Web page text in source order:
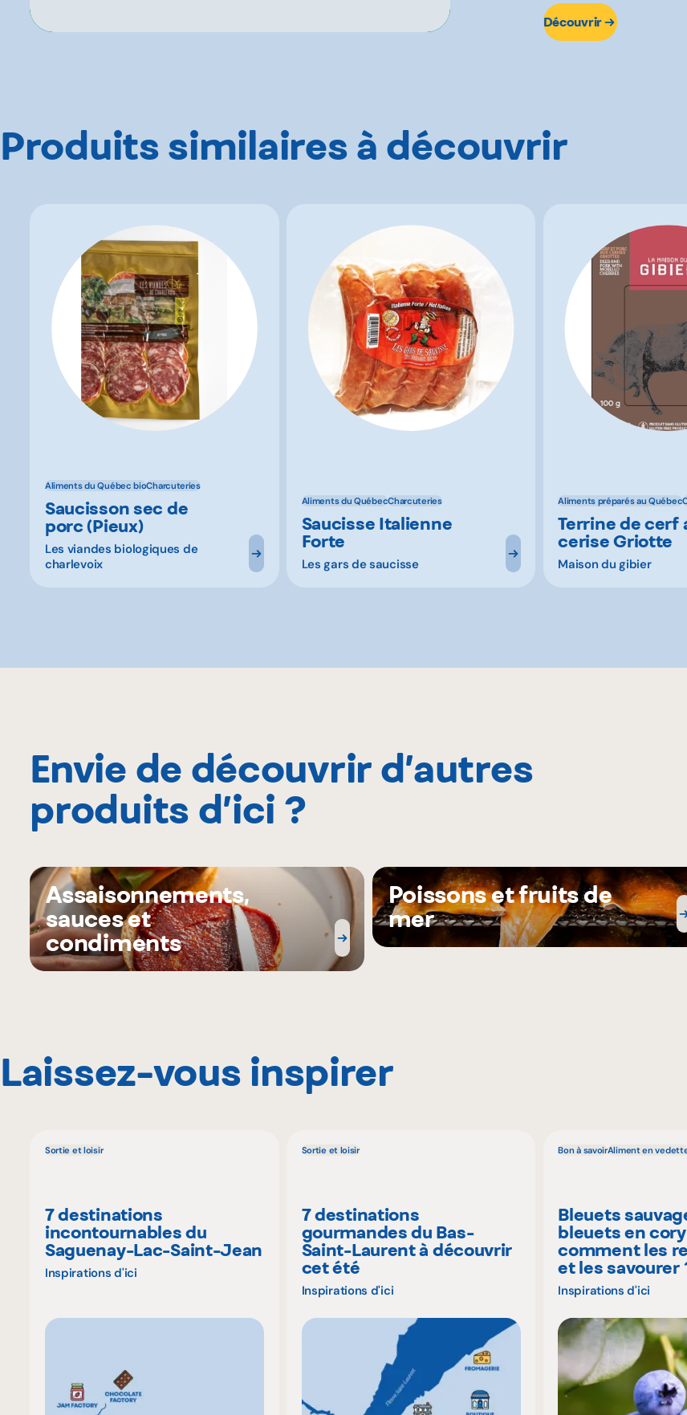
Découvrir
Produits similaires à découvrir
Aliments du Québec bioCharcuteries
Saucisson sec de
porc (Pieux)
Les viandes biologiques de
charlevoix
Aliments du QuébecCharcuteries
Saucisse Italienne
Forte
Les gars de saucisse
Aliments préparés au Québec
Terrine de cerf
cerise Griotte
Maison du gibier
Envie de découvrir d’autres
produits d’ici ?
Assaisonnements,
sauces et
condiments
Poissons et fruits de
mer
Laissez-vous inspirer
Sortie et loisir
7 destinations
incontournables du
Saguenay-Lac-Saint-Jean
Inspirations d'ici
Sortie et loisir
7 destinations
gourmandes du Bas-
Saint-Laurent à découvrir
cet été
Inspirations d'ici
Bon à savoirAliment en
Bleuets
bleuets en
comment les
et les savourer
Inspirations d'ici